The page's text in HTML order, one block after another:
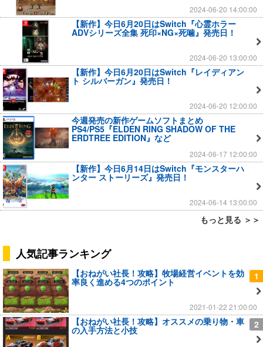
2024-06-20 14:00:00
【新作】今日6月20日はSwitch『心霊ホラー
ADVシリーズ全集 死印×NG×死噛』発売日！
2024-06-20 13:00:00
【新作】今日6月20日はSwitch『レイディアン
ト シルバーガン』発売日！
2024-06-20 12:00:00
今週発売の新作ゲームソフトまとめ
PS4/PS5『ELDEN RING SHADOW OF THE
ERDTREE EDITION』など
2024-06-17 12:00:00
【新作】今日6月14日はSwitch『モンスターハ
ンター ストーリーズ』発売日！
2024-06-14 13:00:00
もっと見る ＞＞
人気記事ランキング
1
【おねがい社長！攻略】牧場経営イベントを効
率良く進める4つのポイント
2021-01-22 21:00:00
2
【おねがい社長！攻略】オススメの乗り物・車
の入手方法と小技